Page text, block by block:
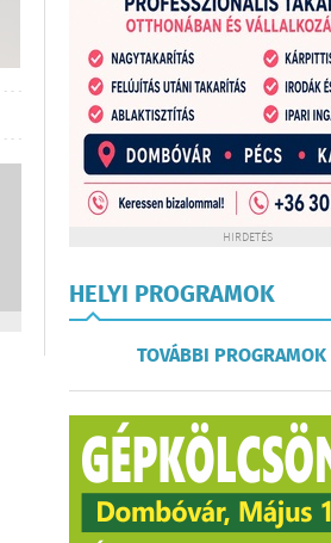
HIRDETÉS
HELYI PROGRAMOK
TOVÁBBI PROGRAMOK